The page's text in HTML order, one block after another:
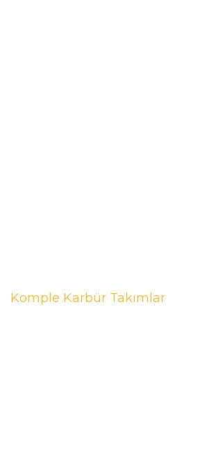
Komple Karbür Takımlar